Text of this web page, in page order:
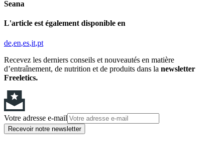
Seana
L'article est également disponible en
de en es it pt
Recevez les derniers conseils et nouveautés en matière
d’entraînement, de nutrition et de produits dans la newsletter
Freeletics.
Votre adresse e-mail
Recevoir notre newsletter